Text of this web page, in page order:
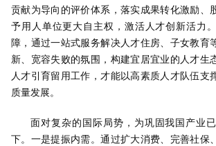
贡献为导向的评价体系，落实成果转化激励、
予用人单位更大自主权，激活人才创新活力
障，通过一站式服务解决人才住房、子女教育
新、宽容失败的氛围，构建宜居宜业的人才生
人才引育留用工作，才能以高素质人才队伍支
质量发展。
面对复杂的国际局势，为巩固我国产业
下。一是提振内需。通过扩大消费、完善社保